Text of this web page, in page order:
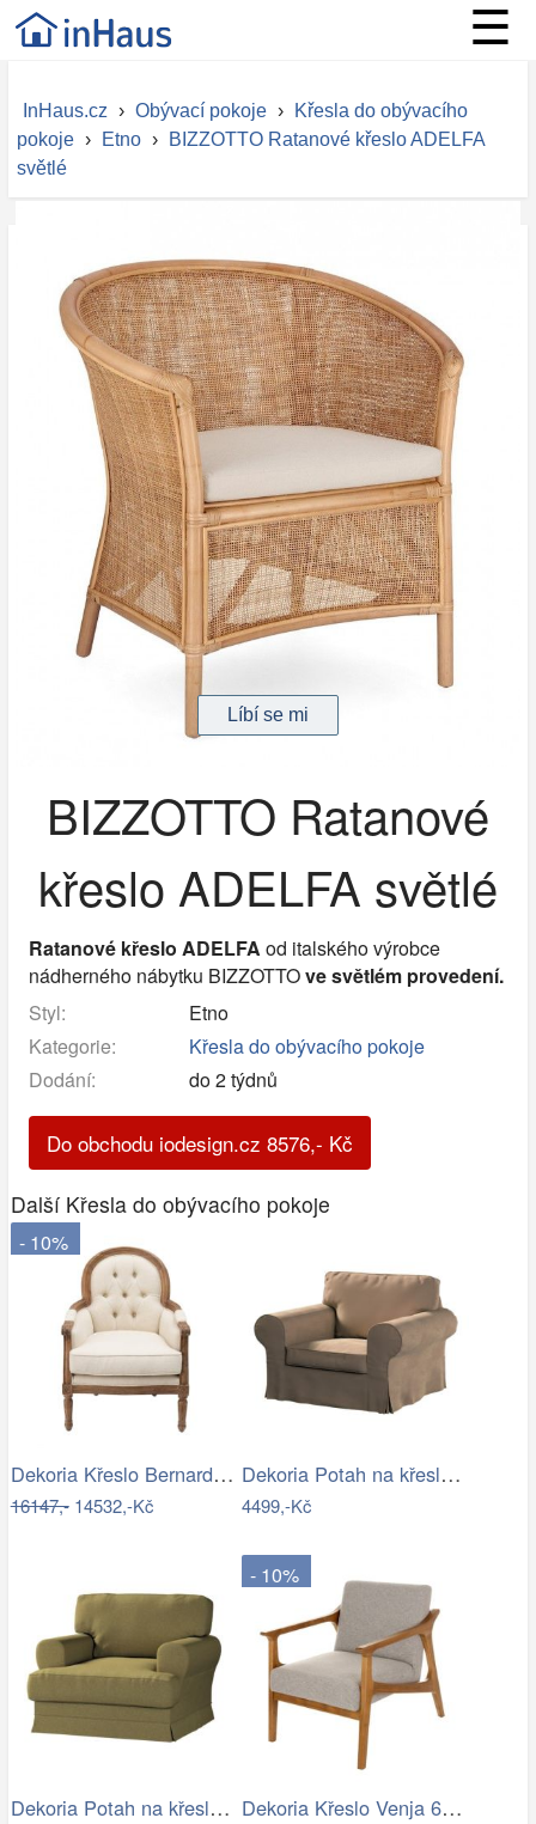
☰
InHaus.cz › Obývací pokoje ›
Křesla do obývacího
pokoje › Etno ›
BIZZOTTO Ratanové křeslo ADELFA
světlé
BIZZOTTO Ratanové
křeslo ADELFA světlé
Ratanové křeslo ADELFA od italského výrobce
nádherného nábytku BIZZOTTOve světlém provedení.
Styl:
Etno
Kategorie:
Křesla do obývacího pokoje
Dodání:
do 2 týdnů
Do obchodu iodesign.cz 8576,- Kč
Další Křesla do obývacího pokoje
- 10%
Dekoria Křeslo Bernard béžový, 67 x 73…
16147,-14532,-Kč
Dekoria Potah na křeslo IKEA Ektorp,…
4499,-Kč
Dekoria Potah na křeslo IKEA Ekeskog,…
- 10%
Dekoria Křeslo Venja 66x88x82cm, 66 x…